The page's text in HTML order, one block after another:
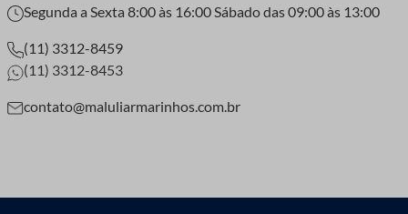
Segunda a Sexta 8:00 às 16:00 Sábado das 09:00 às 13:00
(11) 3312-8459
(11) 3312-8453
contato@maluliarmarinhos.com.br